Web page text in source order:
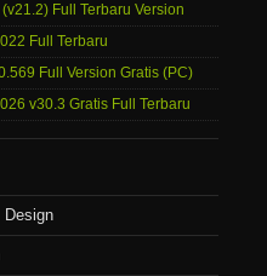
Full Terbaru Version
Full Terbaru
Full Version Gratis (PC)
v30.3 Gratis Full Terbaru
Design